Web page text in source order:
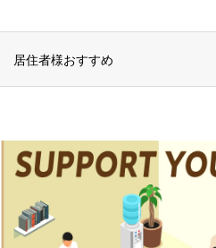
居住者様おすすめ